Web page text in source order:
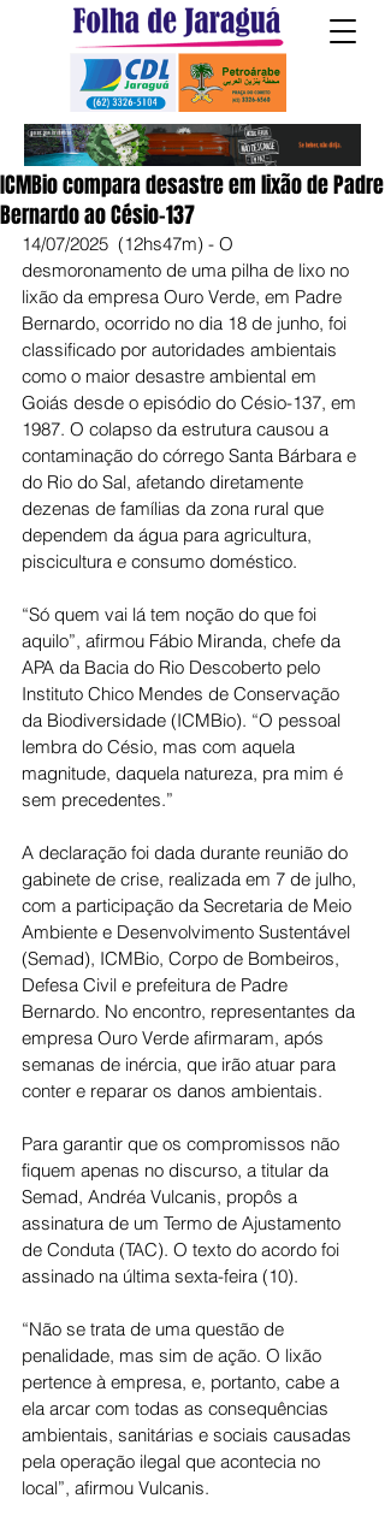
ICMBio compara desastre em lixão de Padre
Bernardo ao Césio-137
14/07/2025  (12hs47m) - O
desmoronamento de uma pilha de lixo no
lixão da empresa Ouro Verde, em Padre
Bernardo, ocorrido no dia 18 de junho, foi
classificado por autoridades ambientais
como o maior desastre ambiental em
Goiás desde o episódio do Césio-137, em
1987. O colapso da estrutura causou a
contaminação do córrego Santa Bárbara e
do Rio do Sal, afetando diretamente
dezenas de famílias da zona rural que
dependem da água para agricultura,
piscicultura e consumo doméstico.
“Só quem vai lá tem noção do que foi
aquilo”, afirmou Fábio Miranda, chefe da
APA da Bacia do Rio Descoberto pelo
Instituto Chico Mendes de Conservação
da Biodiversidade (ICMBio). “O pessoal
lembra do Césio, mas com aquela
magnitude, daquela natureza, pra mim é
sem precedentes.”
A declaração foi dada durante reunião do
gabinete de crise, realizada em 7 de julho,
com a participação da Secretaria de Meio
Ambiente e Desenvolvimento Sustentável
(Semad), ICMBio, Corpo de Bombeiros,
Defesa Civil e prefeitura de Padre
Bernardo. No encontro, representantes da
empresa Ouro Verde afirmaram, após
semanas de inércia, que irão atuar para
conter e reparar os danos ambientais.
Para garantir que os compromissos não
fiquem apenas no discurso, a titular da
Semad, Andréa Vulcanis, propôs a
assinatura de um Termo de Ajustamento
de Conduta (TAC). O texto do acordo foi
assinado na última sexta-feira (10).
“Não se trata de uma questão de
penalidade, mas sim de ação. O lixão
pertence à empresa, e, portanto, cabe a
ela arcar com todas as consequências
ambientais, sanitárias e sociais causadas
pela operação ilegal que acontecia no
local”, afirmou Vulcanis.